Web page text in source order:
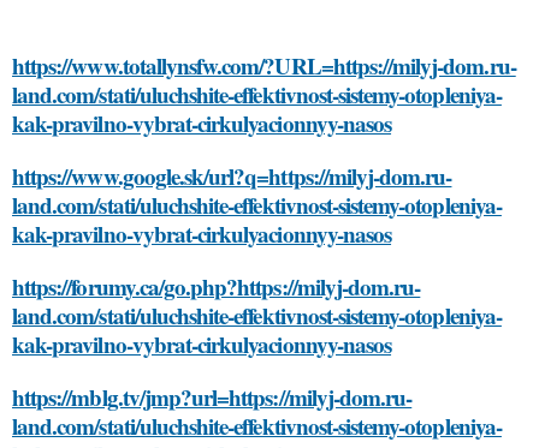
https://www.totallynsfw.com/?URL=https://milyj-dom.ru-
land.com/stati/uluchshite-effektivnost-sistemy-otopleniya-
kak-pravilno-vybrat-cirkulyacionnyy-nasos
https://www.google.sk/url?q=https://milyj-dom.ru-
land.com/stati/uluchshite-effektivnost-sistemy-otopleniya-
kak-pravilno-vybrat-cirkulyacionnyy-nasos
https://forumy.ca/go.php?https://milyj-dom.ru-
land.com/stati/uluchshite-effektivnost-sistemy-otopleniya-
kak-pravilno-vybrat-cirkulyacionnyy-nasos
https://mblg.tv/jmp?url=https://milyj-dom.ru-
land.com/stati/uluchshite-effektivnost-sistemy-otopleniya-